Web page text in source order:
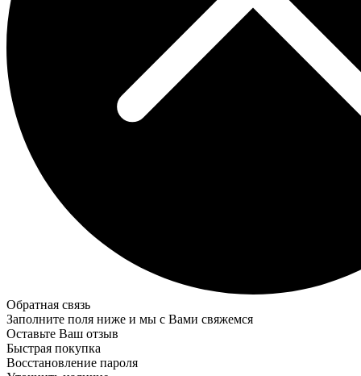
Обратная связь
Заполните поля ниже и мы с Вами свяжемся
Оставьте Ваш отзыв
Быстрая покупка
Восстановление пароля